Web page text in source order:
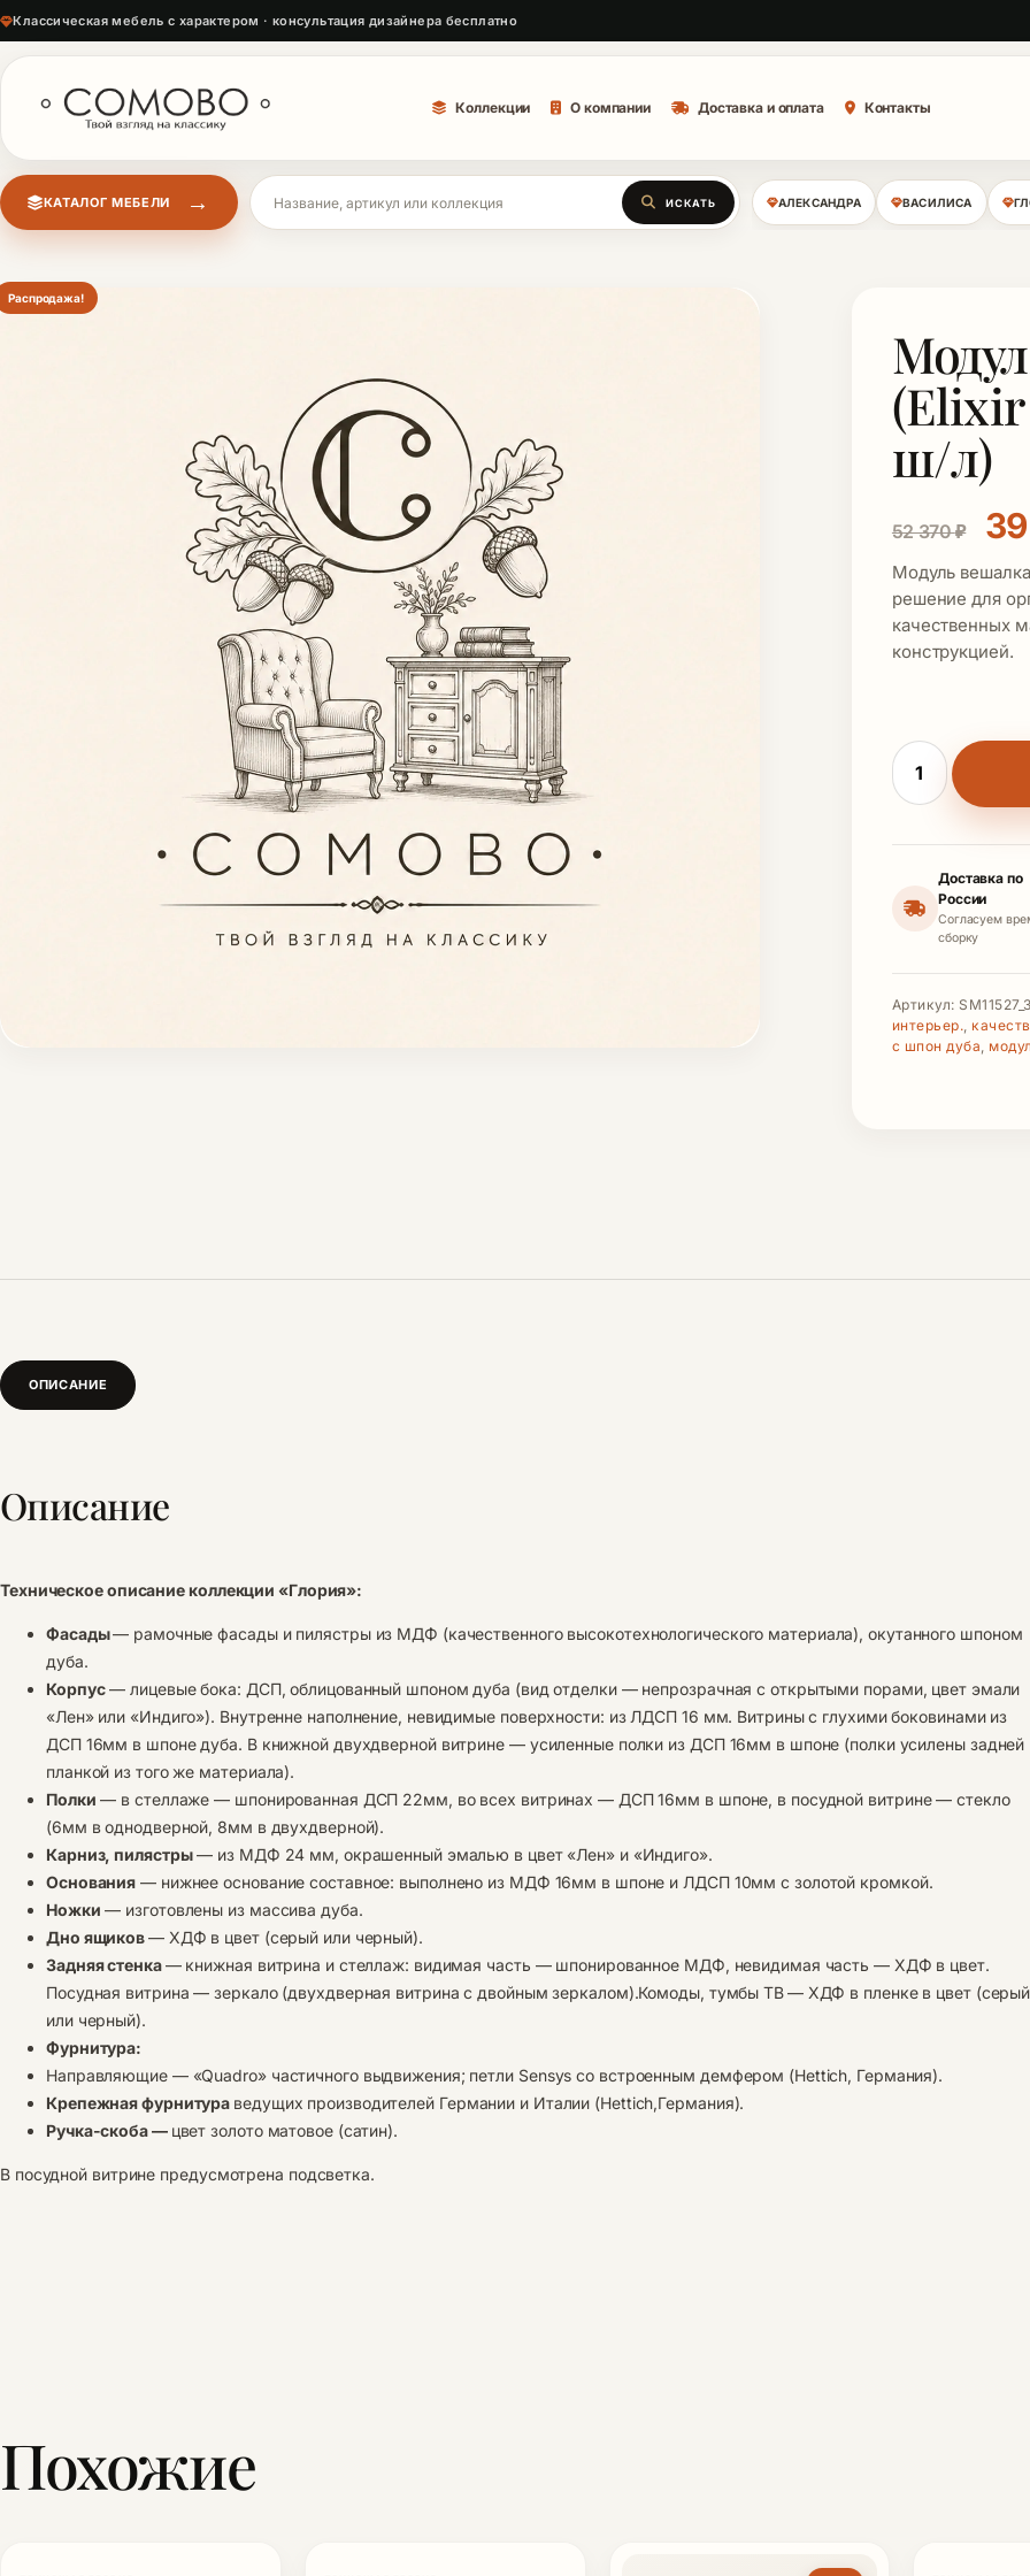
Классическая мебель с характером · консультация дизайнера бесплатно
Коллекции О компании Доставка и оплата Контакты
КАТАЛОГ МЕБЕЛИ → Поиск мебели
ИСКАТЬ АЛЕКСАНДРА ВАСИЛИСА
Распродажа!
ш/л)
52 370₽
Модуль
решение для
качественных
конструкцией.
Количество
Доставка по
России
Согласуем
сборку
Артикул: SM11527_3
интерьер.,
с шпон дуба,
ОПИСАНИЕ
Описание
Техническое описание коллекции «Глория»:
Фасады— рамочные фасады и пилястры из МДФ (качественного высокотехнологического материала), окутанного шпоном
дуба.
Корпус— лицевые бока: ДСП, облицованный шпоном дуба (вид отделки — непрозрачная с открытыми порами, цвет эмали
«Лен» или «Индиго»). Внутренне наполнение, невидимые поверхности: из ЛДСП 16 мм. Витрины с глухими боковинами из
ДСП 16мм в шпоне дуба. В книжной двухдверной витрине — усиленные полки из ДСП 16мм в шпоне (полки усилены задней
планкой из того же материала).
Полки — в стеллаже — шпонированная ДСП 22мм, во всех витринах — ДСП 16мм в шпоне, в посудной витрине — стекло
(6мм в однодверной, 8мм в двухдверной).
Карниз, пилястры— из МДФ 24 мм, окрашенный эмалью в цвет «Лен» и «Индиго».
Основания — нижнее основание составное: выполнено из МДФ 16мм в шпоне и ЛДСП 10мм с золотой кромкой.
Ножки — изготовлены из массива дуба.
Дно ящиков— ХДФ в цвет (серый или черный).
Задняя стенка— книжная витрина и стеллаж: видимая часть — шпонированное МДФ, невидимая часть — ХДФ в цвет.
Посудная витрина — зеркало (двухдверная витрина с двойным зеркалом).Комоды, тумбы ТВ— ХДФ в пленке в цвет (серый
или черный).
Фурнитура:
Направляющие — «Quadro» частичного выдвижения; петли Sensys со встроенным демфером (Hettich, Германия).
Крепежная фурнитура ведущих производителей Германии и Италии (Hettiсh,Германия).
Ручка-скоба — цвет золото матовое (сатин).
В посудной витрине предусмотрена подсветка.
Похожие